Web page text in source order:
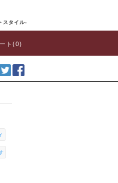
スタイル-
ト(0)